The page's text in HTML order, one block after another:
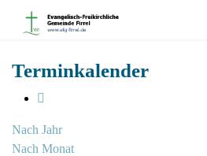
Terminkalender
Nach Jahr
Nach Monat